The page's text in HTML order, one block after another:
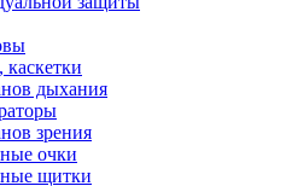
каскетки
дыхания
зрения
очки
щитки